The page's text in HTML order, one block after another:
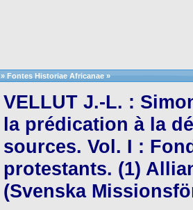
» Fontes Historiae Africanae »
VELLUT J.-L. :
la prédication à la
sources. Vol. I :
protestants. (1)
(Svenska